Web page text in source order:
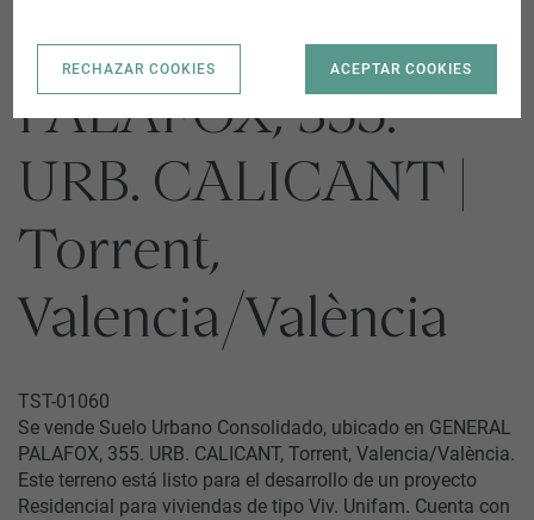
GENERAL
PALAFOX, 355.
URB. CALICANT |
Torrent,
Valencia/València
TST-01060
Se vende Suelo Urbano Consolidado, ubicado en GENERAL
PALAFOX, 355. URB. CALICANT, Torrent, Valencia/València.
Este terreno está listo para el desarrollo de un proyecto
Residencial para viviendas de tipo Viv. Unifam. Cuenta con
RECHAZAR COOKIES ACEPTAR COOKIES